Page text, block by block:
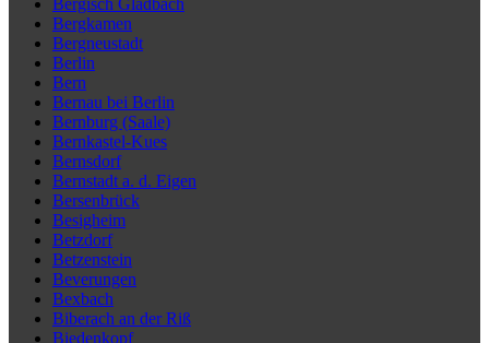
Bergisch Gladbach
Bergkamen
Bergneustadt
Berlin
Bern
Bernau bei Berlin
Bernburg (Saale)
Bernkastel-Kues
Bernsdorf
Bernstadt a. d. Eigen
Bersenbrück
Besigheim
Betzdorf
Betzenstein
Beverungen
Bexbach
Biberach an der Riß
Biedenkopf